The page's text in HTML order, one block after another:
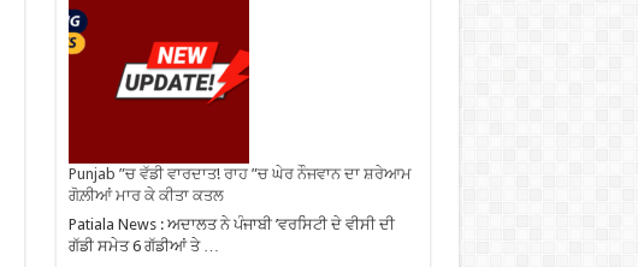
Punjab ”ਚ ਵੱਡੀ ਵਾਰਦਾਤ! ਰਾਹ ”ਚ ਘੇਰ ਨੌਜਵਾਨ ਦਾ ਸ਼ਰੇਆਮ
ਗੋਲ਼ੀਆਂ ਮਾਰ ਕੇ ਕੀਤਾ ਕਤਲ
Patiala News : ਅਦਾਲਤ ਨੇ ਪੰਜਾਬੀ ’ਵਰਸਿਟੀ ਦੇ ਵੀਸੀ ਦੀ
ਗੱਡੀ ਸਮੇਤ 6 ਗੱਡੀਆਂ ਤੇ …